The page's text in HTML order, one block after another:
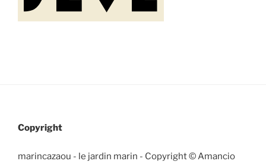
Copyright
marincazaou - le jardin marin - Copyright © Amancio